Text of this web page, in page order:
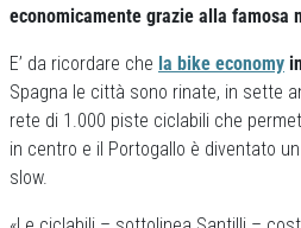
economicamente grazie alla famosa
E’ da ricordare che la bike economy
Spagna le città sono rinate, in sette
rete di 1.000 piste ciclabili che
in centro e il Portogallo è diventato
slow.